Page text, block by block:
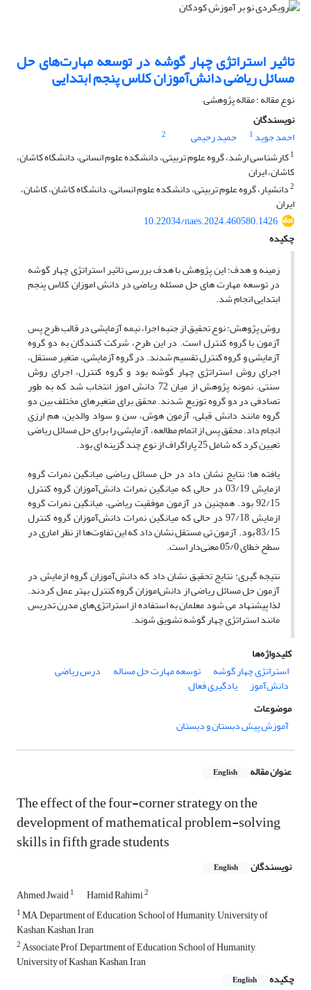
تاثیر استراتژی چهار گوشه در توسعه مهارت‌های حل
مسائل ریاضی دانش‌آموزان کلاس پنجم ابتدایی
نوع مقاله : مقاله پژوهشی
نویسندگان
احمد جوید 1 حمید رحیمی
2
1کارشناسی ارشد، گروه علوم تربیتی، دانشکده علوم انسانی، دانشگاه کاشان،
کاشان، ایران
2دانشیار، گروه علوم تربیتی، دانشکده علوم انسانی، دانشگاه کاشان، کاشان،
ایران
10.22034/naes.2024.460580.1426
چکیده
زمینه و هدف: این پژوهش با هدف بررسی تاثیر استراتژی چهار گوشه
در توسعه مهارت های حل مسئله ریاضی در دانش اموزان کلاس پنجم
ابتدایى انجام شد.
روش پژوهش: نوع تحقیق از جنبه اجرا، نیمه آزمایشی در قالب طرح پس
آزمون با گروه کنترل است. در این طرح، شرکت کنندگان به دو گروه
آزمایشی و گروه کنترل تقسیم شدند. در گروه آزمایشی، متغیر مستقل،
اجرای روش استراتژی چهار گوشه بود و گروه کنترل، اجرای روش
سنتی. نمونه پژوهش از میان 72 دانش اموز انتخاب شد که به طور
تصادفی در دو گروه توزیع شدند. محقق برای متغیرهای مختلف بین دو
گروه مانند دانش قبلی، آزمون هوش، سن و سواد والدین، هم ارزی
انجام داد. محقق پس از اتمام مطالعه، آزمایشی را برای حل مسائل ریاضی
تعیین کرد که شامل 25 پاراگراف از نوع چند گزینه ای بود.
یافته ها: نتایج نشان داد در حل مسائل ریاضی میانگین نمرات گروه
ازمایش 03/19 در حالی که میانگین نمرات دانش‌آموزان گروه کنترل
92/15 بود. همچنین در آزمون موفقیت ریاضی، میانگین نمرات گروه
ازمایش 97/18 در حالی که میانگین نمرات دانش‌آموزان گروه کنترل
83/15 بود. آزمون تی مستقل نشان داد که این تفاوت‌ها از نظر اماری در
سطح خطای 05/0 معنى‌دار است.
نتیجه گیری: نتایج تحقیق نشان داد که دانش‌آموزان گروه ازمایش در
آزمون حل مسائل ریاضی از دانش‌اموزان گروه کنترل بهتر عمل کردند.
لذا پیشنهاد می شود معلمان به استفاده از استراتژی‌های مدرن تدریس
مانند استراتژی چهار گوشه تشویق شوند.
کلیدواژه‌ها
استراتژی چهار گوشه
توسعه مهارت حل مساله درس ریاضى
دانش‌آموز
یادگیری فعال
موضوعات
آموزش پیش دبستان و دبستان
عنوان مقاله English
The effect of the four-corner strategy on the
development of mathematical problem-solving
skills in fifth grade students
نویسندگان English
Ahmed Jwaid1 Hamid Rahimi2
1MA, Department of Education, School of Humanity, University of
Kashan, Kashan, Iran
2Associate Prof, Department of Education, School of Humanity,
University of Kashan, Kashan, Iran
چکیده
English